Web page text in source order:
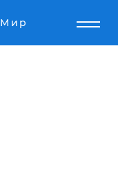
Мир